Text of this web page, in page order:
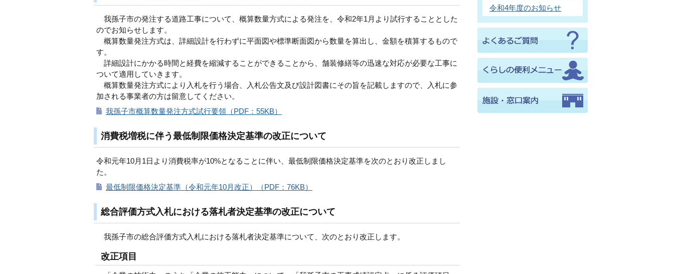
我孫子市の発注する道路工事について、概算数量方式による発注を、令和2年1月より試行することとした
のでお知らせします。
概算数量発注方式は、詳細設計を行わずに平面図や標準断面図から数量を算出し、金額を積算するもので
す。
詳細設計にかかる時間と経費を縮減することができることから、舗装修繕等の迅速な対応が必要な工事に
ついて適用していきます。
概算数量発注方式により入札を行う場合、入札公告文及び設計図書にその旨を記載しますので、入札に参
加される事業者の方は留意してください。
我孫子市概算数量発注方式試行要領（PDF：55KB）
消費税増税に伴う最低制限価格決定基準の改正について
令和元年10月1日より消費税率が10%となることに伴い、最低制限価格決定基準を次のとおり改正しまし
た。
最低制限価格決定基準（令和元年10月改正）（PDF：76KB）
総合評価方式入札における落札者決定基準の改正について
我孫子市の総合評価方式入札における落札者決定基準について、次のとおり改正します。
改正項目
令和4年度のお知らせ